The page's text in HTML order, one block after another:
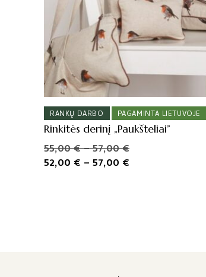
RANKŲ DARBO PAGAMINTA LIETUVOJE
Rinkitės derinį „Paukšteliai”
55,00€–57,00€Price
Original
52,00 € – 57,00 €